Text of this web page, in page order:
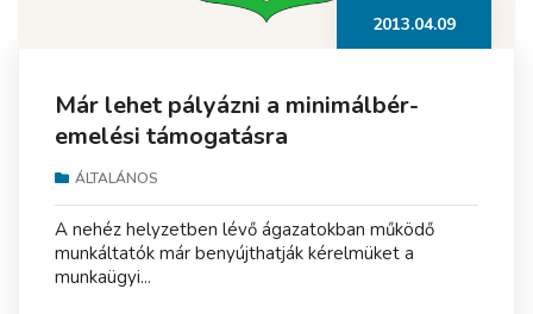
2013.04.09
Már lehet pályázni a minimálbér-
emelési támogatásra
ÁLTALÁNOS
A nehéz helyzetben lévő ágazatokban működő
munkáltatók már benyújthatják kérelmüket a
munkaügyi...